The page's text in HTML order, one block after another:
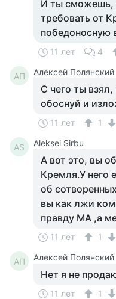
И ты сможешь,
требовать от
победоносную
11 лет 4
АП Алексей Полянский
С чего ты
обоснуй и
11 лет 1
AS Aleksei Sirbu
А вот это, вы
Кремля.У него
об
вы как лжи
правду МА ,а
11 лет 1
АП Алексей Полянский
Нет я не
11 лет 1